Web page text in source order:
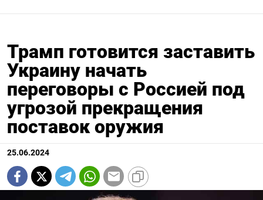
Трамп готовится заставить
Украину начать
переговоры с Россией под
угрозой прекращения
поставок оружия
25.06.2024